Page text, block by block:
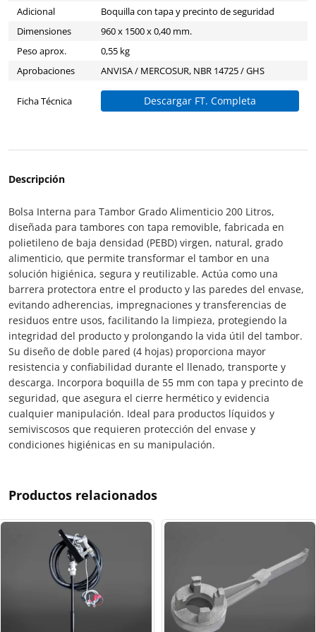
Adicional
Boquilla con tapa y precinto de seguridad
Dimensiones
960 x 1500 x 0,40 mm.
Peso aprox.
0,55 kg
Aprobaciones
ANVISA / MERCOSUR, NBR 14725 / GHS
Ficha Técnica Descargar FT. Completa
Descripción
Bolsa Interna para Tambor Grado Alimenticio 200 Litros,
diseñada para tambores con tapa removible, fabricada en
polietileno de baja densidad (PEBD) virgen, natural, grado
alimenticio, que permite transformar el tambor en una
solución higiénica, segura y reutilizable. Actúa como una
barrera protectora entre el producto y las paredes del envase,
evitando adherencias, impregnaciones y transferencias de
residuos entre usos, facilitando la limpieza, protegiendo la
integridad del producto y prolongando la vida útil del tambor.
Su diseño de doble pared (4 hojas) proporciona mayor
resistencia y confiabilidad durante el llenado, transporte y
descarga. Incorpora boquilla de 55 mm con tapa y precinto de
seguridad, que asegura el cierre hermético y evidencia
cualquier manipulación. Ideal para productos líquidos y
semiviscosos que requieren protección del envase y
condiciones higiénicas en su manipulación.
Productos relacionados